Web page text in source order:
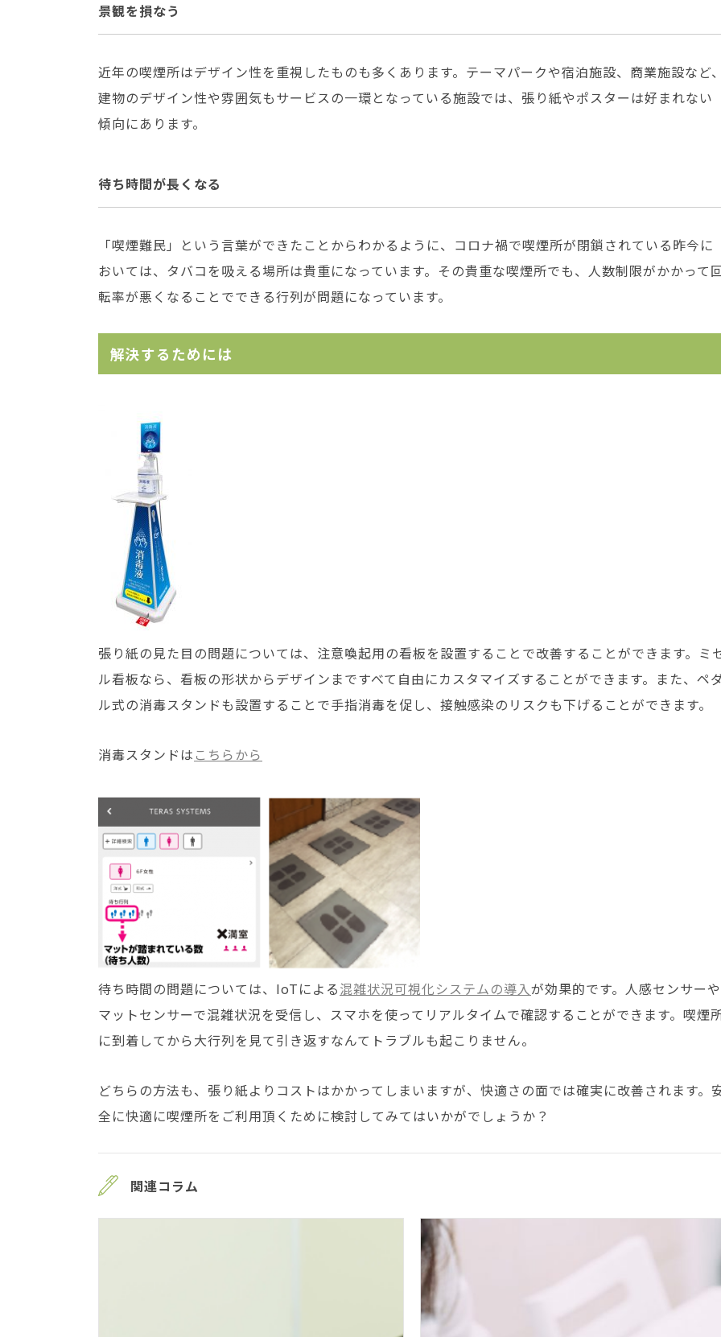
景観を損なう
近年の喫煙所はデザイン性を重視したものも多くあります。テーマパークや宿泊施設、商業施設など
建物のデザイン性や雰囲気もサービスの一環となっている施設では、張り紙やポスターは好まれない
傾向にあります。
待ち時間が長くなる
「喫煙難民」という言葉ができたことからわかるように、コロナ禍で喫煙所が閉鎖されている昨今に
おいては、タバコを吸える場所は貴重になっています。その貴重な喫煙所でも、人数制限がかかって
転率が悪くなることでできる行列が問題になっています。
解決するためには
張り紙の見た目の問題については、注意喚起用の看板を設置することで改善することができます。ミ
ル看板なら、看板の形状からデザインまですべて自由にカスタマイズすることができます。また、ペ
ル式の消毒スタンドも設置することで手指消毒を促し、接触感染のリスクも下げることができます。
消毒スタンドは こちらから
待ち時間の問題については、IoTによる混雑状況可視化システムの導入が効果的です。人感センサーや
マットセンサーで混雑状況を受信し、スマホを使ってリアルタイムで確認することができます。喫煙
に到着してから大行列を見て引き返すなんてトラブルも起こりません。
どちらの方法も、張り紙よりコストはかかってしまいますが、快適さの面では確実に改善されます。
全に快適に喫煙所をご利用頂くために検討してみてはいかがでしょうか？
関連コラム